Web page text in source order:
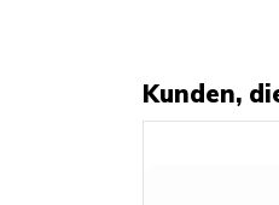
Kunden,